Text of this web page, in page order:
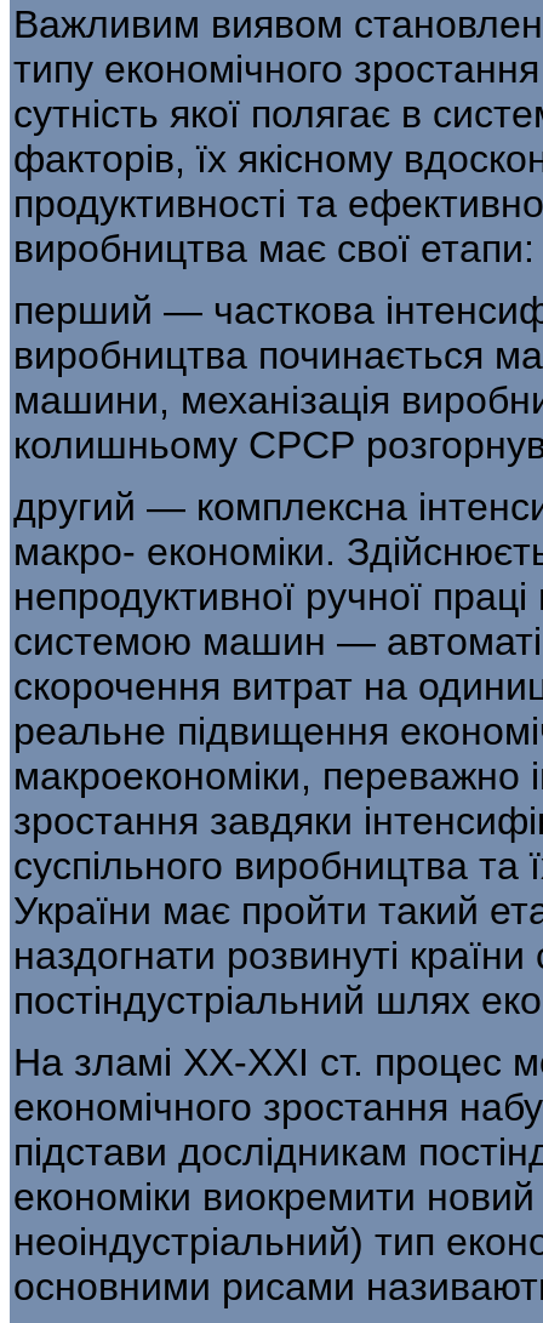
Важливим виявом
типу еко­номічного
сутність якої полягає в
факторів, їх якісному
продуктивності та
виробництва має свої етапи:
перший — часткова
виробництва починається
машини, механізація
колишньому СРСР
другий — комплексна
макро- економіки.
непродуктивної ручної
системою машин —
скорочення витрат на
реальне підвищення
макроекономіки, пере­важно
зростання завдяки
суспільного виробництва та
України має пройти такий
наздогнати розвинуті країни
постіндустріальний шлях
На зламі ХХ-ХХІ ст. процес
еконо­мічного зростання
підстави дослідникам
економіки виокремити новий
неоіндустріальний) тип
основними рисами